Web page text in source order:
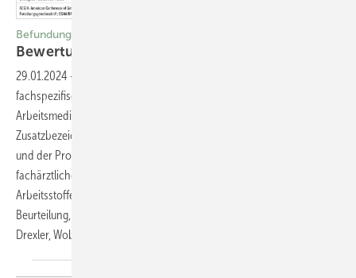
Befundung
Bewertung von
29.01.2024 -
fachspezifisches Instrument der Fachärztinnen und -ärzte für
Arbeitsmedizin und der Ärztinnen und Ärzte mit der
Zusatzbezeichnung Betriebsmedizin. Neben der Indikationsstellung
und der Probenahme erfordert insbesondere die Befundung
fachärztliches Wissen. Diese setzt die Kenntnis der Toxikologie des
Arbeitsstoffes und den sicheren Umgang mit den Werten zur
Beurteilung, die jeweils herangezogen werden müssen, voraus. Hans
Drexler, Wobbeke